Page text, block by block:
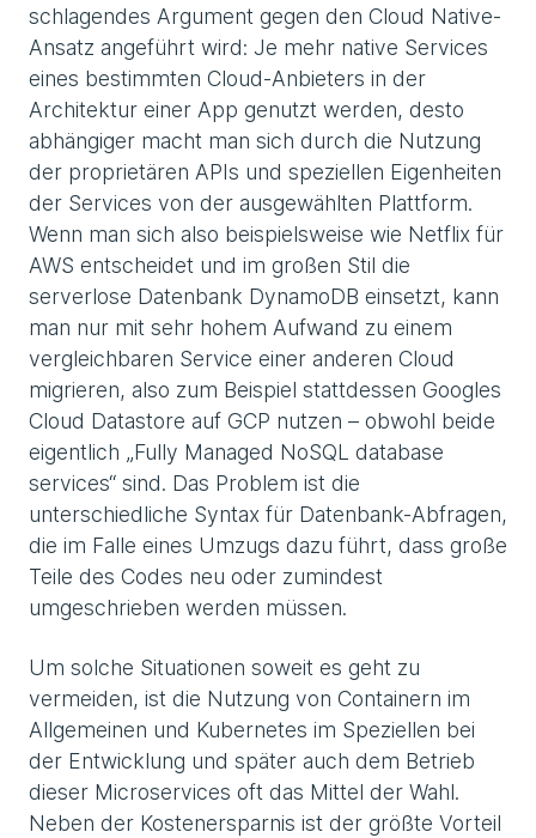
schlagendes Argument gegen den Cloud Native-
Ansatz angeführt wird: Je mehr native Services
eines bestimmten Cloud-Anbieters in der
Architektur einer App genutzt werden, desto
abhängiger macht man sich durch die Nutzung
der proprietären APIs und speziellen Eigenheiten
der Services von der ausgewählten Plattform.
Wenn man sich also beispielsweise wie Netflix für
AWS entscheidet und im großen Stil die
serverlose Datenbank DynamoDB einsetzt, kann
man nur mit sehr hohem Aufwand zu einem
vergleichbaren Service einer anderen Cloud
migrieren, also zum Beispiel stattdessen Googles
Cloud Datastore auf GCP nutzen – obwohl beide
eigentlich „Fully Managed NoSQL database
services“ sind. Das Problem ist die
unterschiedliche Syntax für Datenbank-Abfragen,
die im Falle eines Umzugs dazu führt, dass große
Teile des Codes neu oder zumindest
umgeschrieben werden müssen.
Um solche Situationen soweit es geht zu
vermeiden, ist die Nutzung von Containern im
Allgemeinen und Kubernetes im Speziellen bei
der Entwicklung und später auch dem Betrieb
dieser Microservices oft das Mittel der Wahl.
Neben der Kostenersparnis ist der größte Vorteil